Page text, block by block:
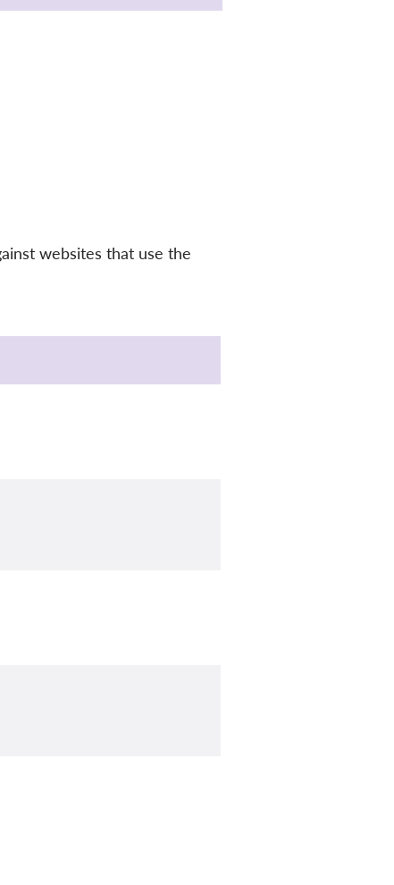
websites that use the